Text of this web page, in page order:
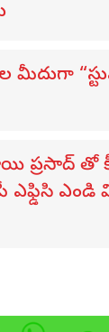
సాయి ప్రసాద్
ఎఫ్డిసి